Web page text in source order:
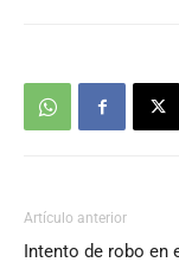
Artículo anterior
Intento de robo en